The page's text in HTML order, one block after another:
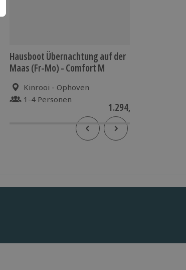
Hausboot Übernachtung auf der
Maas (Fr-Mo) - Comfort M
Kinrooi - Ophoven
1-4 Personen
1.294,90 €